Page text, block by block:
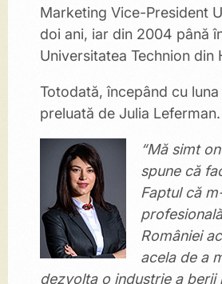
Marketing Vice-President
doi ani, iar din 2004 până
Universitatea Technion
Totodată, începând cu
preluată de Julia Leferman.
“Mă simt
spune că
Faptul că
României
acela de a
dezvolta o industrie a berii